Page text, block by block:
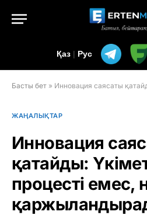
Қаз | Рус
Басты бет » Инновация саясаты қатайды: Үкімет
ЖАҢАЛЫҚТАР
Инновация
қатайды:
процесті емес,